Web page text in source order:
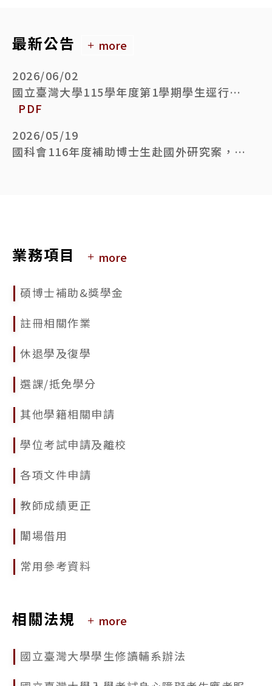
最新公告
more
2026/06/02
國立臺灣大學115學年度第1學期學生逕行修讀博士學位備取生遞補錄取名單公告
PDF
2026/05/19
國科會116年度補助博士生赴國外研究案，申請時間自115年6月1日至7月29日(星期三)早上8時止
2026/02/09
2025/11/25
2025/11/20
2025/10/20
2025/09/17
業務項目 more
碩博士補助&獎學金
註冊相關作業
休退學及復學
選課/抵免學分
其他學籍相關申請
學位考試申請及離校
各項文件申請
教師成績更正
闈場借用
常用參考資料
相關法規 more
國立臺灣大學學生修讀輔系辦法